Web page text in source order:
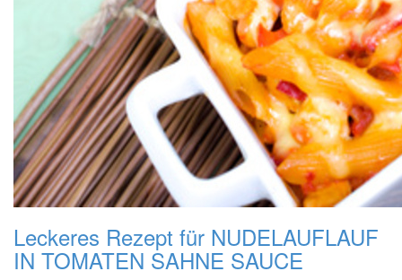
Leckeres Rezept für NUDELAUFLAUF
IN TOMATEN SAHNE SAUCE